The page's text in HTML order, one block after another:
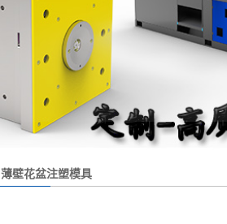
薄壁花盆注塑模具